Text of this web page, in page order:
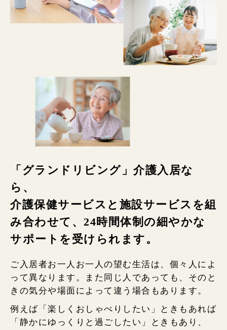
「グランドリビング」介護入居な
ら、
介護保健サービスと施設サービスを組
み合わせて、24時間体制の細やかな
サポートを受けられます。
ご入居者お一人お一人の望む生活は、個々人によ
って異なります。また同じ人であっても、そのと
きの気分や場面によって違う場合もあります。
例えば「楽しくおしゃべりしたい」ときもあれば
「静かにゆっくりと過ごしたい」ときもあり、